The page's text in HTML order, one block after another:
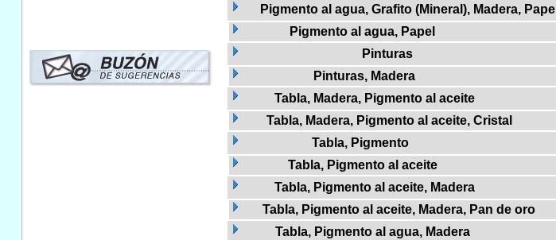
Pigmento al agua, Grafito (Mineral), Madera, Papel
Pigmento al agua, Papel
Pinturas
Pinturas, Madera
Tabla, Madera, Pigmento al aceite
Tabla, Madera, Pigmento al aceite, Cristal
Tabla, Pigmento
Tabla, Pigmento al aceite
Tabla, Pigmento al aceite, Madera
Tabla, Pigmento al aceite, Madera, Pan de oro
Tabla, Pigmento al agua, Madera